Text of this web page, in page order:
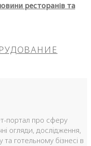
ресторанів та
портал про сферу
огляди, дослідження,
готельному бізнесі в